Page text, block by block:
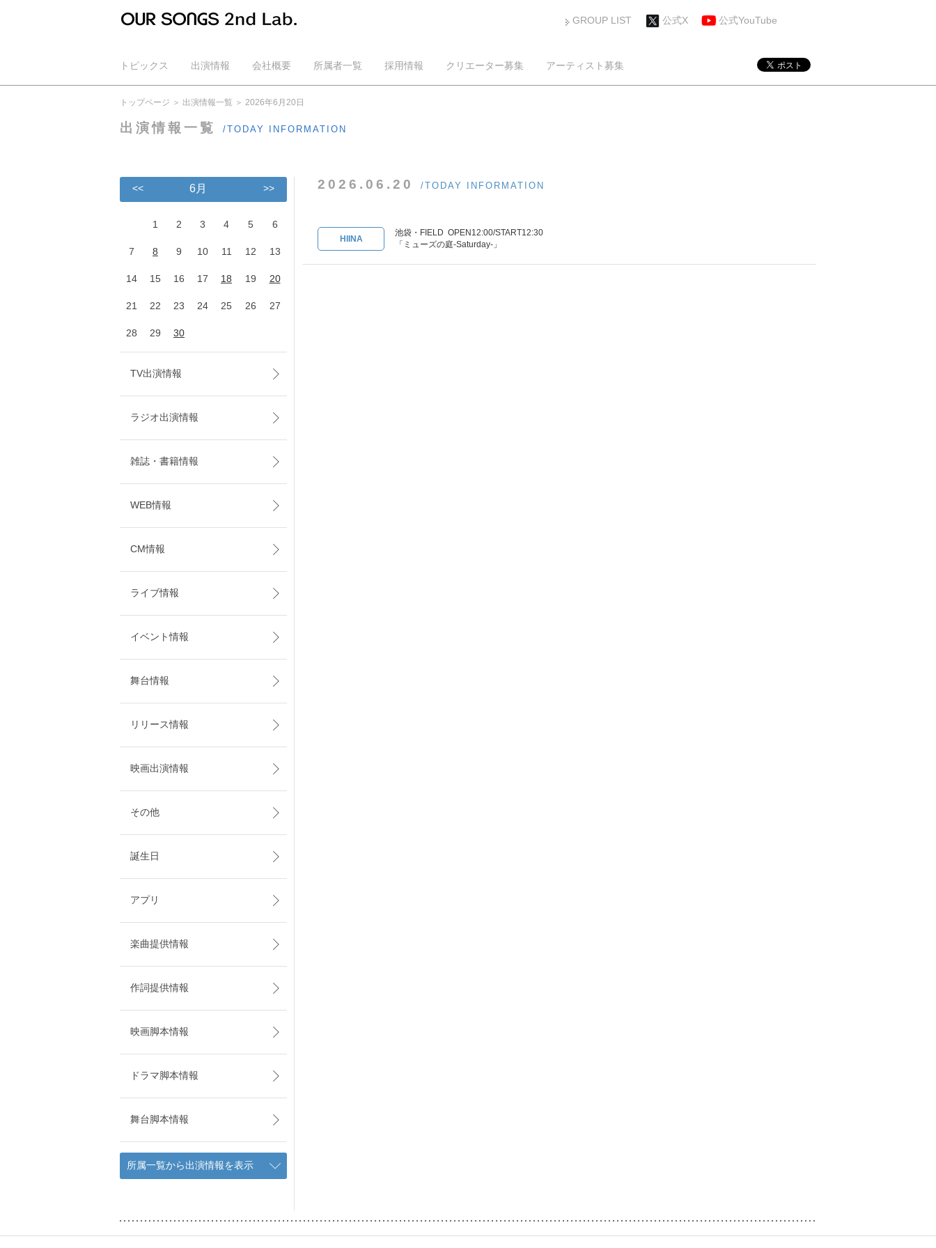
GROUP LIST 公式X 公式YouTube
トピックス 出演情報 会社概要 所属者一覧 採用情報 クリエーター募集
アーティスト募集
公式YouTube
トップページ 出演情報一覧 2026年6月20日
出演情報一覧 /TODAY INFORMATION
2026.06.20 /TODAY INFORMATION
HIINA
池袋・FIELD OPEN12:00/START12:30
「ミューズの庭-Saturday-」
<< 6月 >>
1 2 3 4 5 6
7 8 9 10 11 12 13
14 15 16 17 18 19 20
21 22 23 24 25 26 27
28 29 30
TV出演情報
ラジオ出演情報
雑誌・書籍情報
WEB情報
CM情報
ライブ情報
イベント情報
舞台情報
リリース情報
映画出演情報
その他
誕生日
アプリ
楽曲提供情報
作詞提供情報
映画脚本情報
ドラマ脚本情報
舞台脚本情報
所属一覧から出演情報を表示